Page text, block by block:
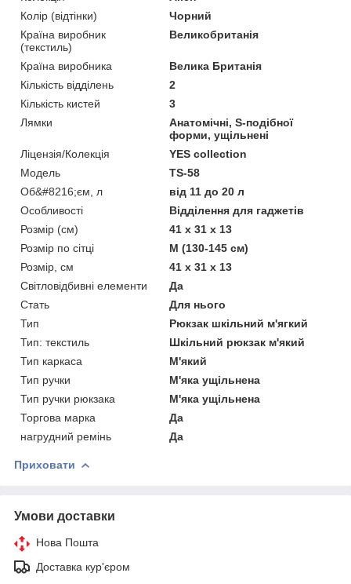
Колір (відтінки)
Чорний
Країна виробник
(текстиль)
Великобританія
Країна виробника
Велика Британія
Кількість відділень
2
Кількість кистей
3
Лямки
Анатомічні, S-подібної
форми, ущільнені
Ліцензія/Колекція
YES collection
Мoдель
ТS-58
Об&#8216;єм, л
від 11 до 20 л
Особливості
Відділення для гаджетів
Розмір (см)
41 x 31 x 13
Розмір по сітці
M (130-145 см)
Розмір, см
41 x 31 x 13
Світловідбивні елементи
Да
Стать
Для нього
Тип
Рюкзак шкільний м'ягкий
Тип: текстиль
Шкільний рюкзак м'який
Тип каркаса
М'який
Тип ручки
М'яка ущільнена
Тип ручки рюкзака
М'яка ущільнена
Торгова марка
Да
нагрудний ремінь
Да
Приховати
Умови доставки
Нова Пошта
Доставка кур'єром